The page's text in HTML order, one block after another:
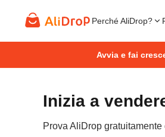
Perché AliDrop?
Avvia e fai
Inizia a
Prova AliDrop